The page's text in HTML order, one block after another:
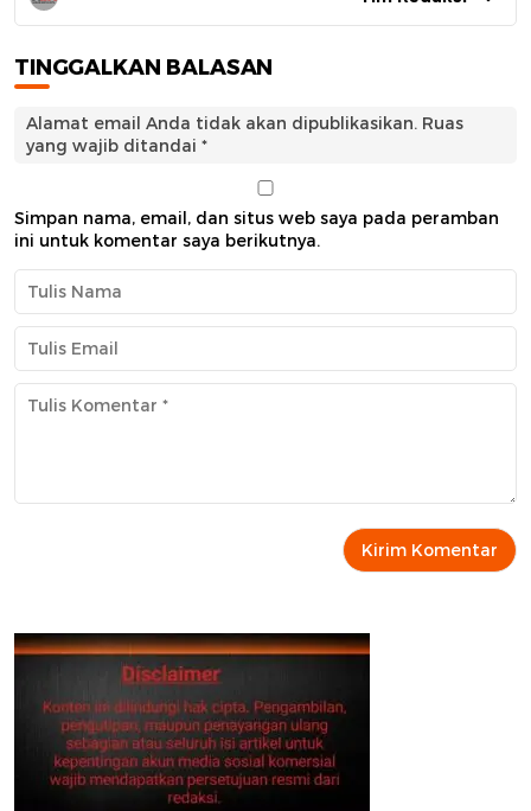
TINGGALKAN BALASAN
Alamat email Anda tidak akan dipublikasikan. Ruas
yang wajib ditandai *
Simpan nama, email, dan situs web saya pada peramban
ini untuk komentar saya berikutnya.